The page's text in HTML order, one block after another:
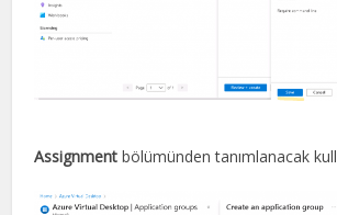
Assignment bölümünden tanımlanacak